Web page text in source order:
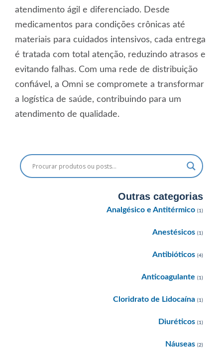
atendimento ágil e diferenciado. Desde
medicamentos para condições crônicas até
materiais para cuidados intensivos, cada entrega
é tratada com total atenção, reduzindo atrasos e
evitando falhas. Com uma rede de distribuição
confiável, a Omni se compromete a transformar
a logística de saúde, contribuindo para um
atendimento de qualidade.
Outras categorias
Analgésico e Antitérmico (1)
Anestésicos (1)
Antibióticos (4)
Anticoagulante (1)
Cloridrato de Lidocaína (1)
Diuréticos (1)
Náuseas (2)